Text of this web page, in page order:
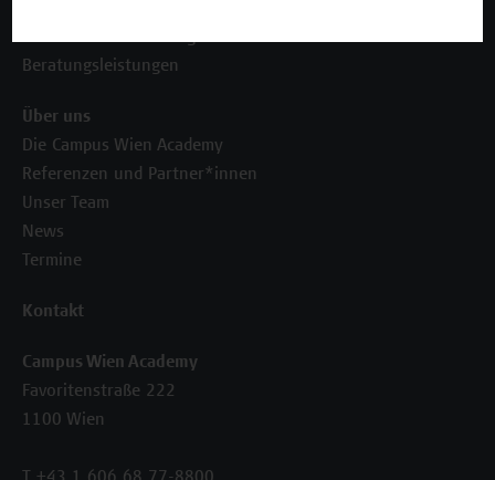
Beratungsleistungen
Über uns
Die Campus Wien Academy
Referenzen und Partner*innen
Unser Team
News
Termine
Kontakt
Campus Wien Academy
Favoritenstraße 222
1100 Wien